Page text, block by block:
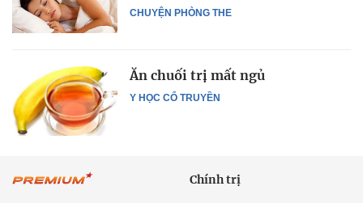
CHUYỆN PHÒNG THE
Y HỌC CỔ TRUYỀN
Ăn chuối trị mất ngủ
Chính trị